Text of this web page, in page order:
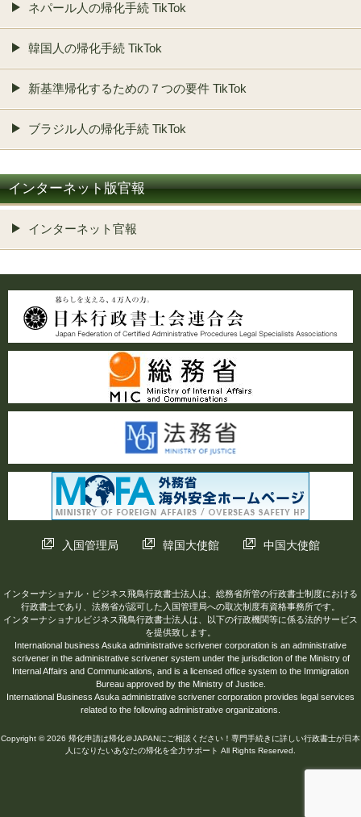
ネパール人の帰化手続 TikTok
韓国人の帰化手続 TikTok
新基準帰化するための７つの要件 TikTok
ブラジル人の帰化手続 TikTok
インターネット版官報
インターネット官報
入国管理局 韓国大使館 中国大使館
インターナショナル・ビジネス飛鳥行政書士法人は、総務省所管の行政書士制度における
行政書士であり、法務省が認可した入国管理局への取次制度有資格事務所です。
インターナショナルビジネス飛鳥行政書士法人は、以下の行政機関等に係る法的サービス
を提供致します。
International business Asuka administrative scrivener corporation is an administrative
scrivener in the administrative scrivener system under the jurisdiction of the Ministry of
Internal Affairs and Communications, and is a licensed office system to the Immigration
Bureau approved by the Ministry of Justice.
International Business Asuka administrative scrivener corporation provides legal services
related to the following administrative organizations.
Copyright © 2026 帰化申請は帰化＠JAPANにご相談ください！専門手続きに詳しい行政書士が日本
人になりたいあなたの帰化を全力サポート All Rights Reserved.